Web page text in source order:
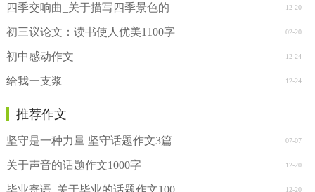
12-20
四季交响曲_关于描写四季景色的
02-20
初三议论文：读书使人优美1100字
12-24
初中感动作文
12-24
给我一支浆
推荐作文
07-07
坚守是一种力量 坚守话题作文3篇
12-20
关于声音的话题作文1000字
12-20